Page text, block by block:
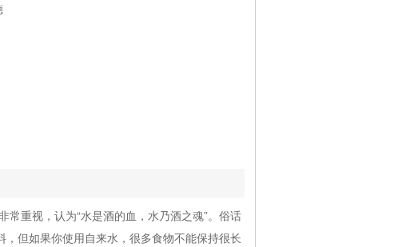
重视，认为“水是酒的血，水乃酒之魂”。俗话
但如果你使用自来水，很多食物不能保持很长